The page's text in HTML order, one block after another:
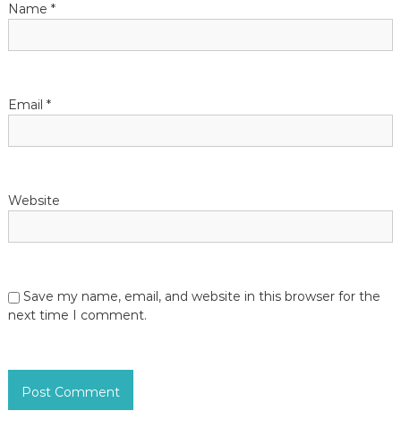
o
Name *
Email *
Website
Save my name, email, and website in this browser for the
next time I comment.